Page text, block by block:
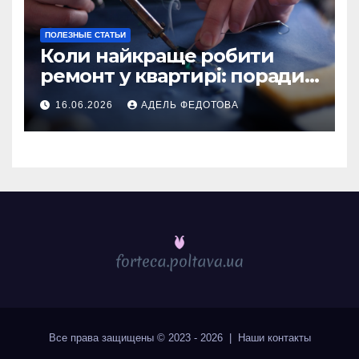
ПОЛЕЗНЫЕ СТАТЬИ
Коли найкраще робити
ремонт у квартирі: поради
та особливості 2026
16.06.2026 АДЕЛЬ ФЕДОТОВА
Все права защищены © 2023 - 2026 | Наши контакты